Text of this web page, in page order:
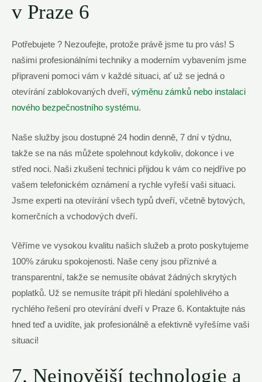
v Praze 6
Potřebujete ? Nezoufejte, protože právě jsme tu pro vás! S
našimi profesionálními techniky a moderním vybavením jsme
připraveni pomoci vám v každé situaci, ať už se jedná o
otevírání zablokovaných dveří, výměnu zámků nebo instalaci
nového bezpečnostního systému.
Naše služby jsou dostupné 24 hodin denně, 7 dní v týdnu,
takže se na nás můžete spolehnout kdykoliv, dokonce i ve
střed noci. Naši zkušení technici přijdou k vám co nejdříve po
vašem telefonickém oznámení a rychle vyřeší vaši situaci.
Jsme experti na otevírání všech typů dveří, včetně bytových,
komerčních a vchodových dveří.
Věříme ve vysokou kvalitu našich služeb a proto poskytujeme
100% záruku spokojenosti. Naše ceny jsou příznivé a
transparentní, takže se nemusíte obávat žádných skrytých
poplatků. Už se nemusíte trápit při hledání spolehlivého a
rychlého řešení pro otevírání dveří v Praze 6. Kontaktujte nás
hned teď a uvidíte, jak profesionálně a efektivně vyřešíme vaši
situaci!
7. Nejnovější technologie a